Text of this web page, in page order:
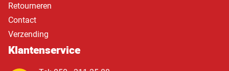
Retourneren
Contact
Verzending
Klantenservice